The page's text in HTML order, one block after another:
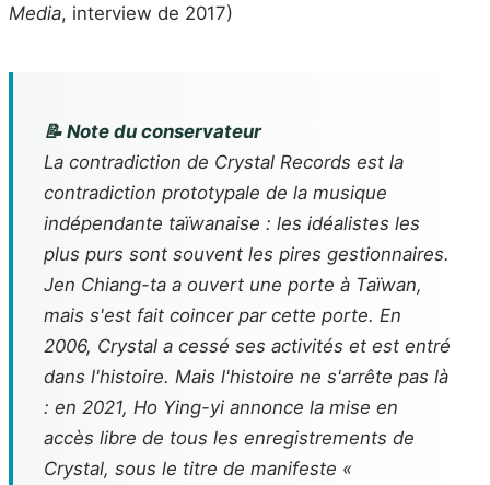
Media, interview de 2017)
📝 Note du conservateur
La contradiction de Crystal Records est la
contradiction prototypale de la musique
indépendante taïwanaise : les idéalistes les
plus purs sont souvent les pires gestionnaires.
Jen Chiang-ta a ouvert une porte à Taïwan,
mais s'est fait coincer par cette porte. En
2006, Crystal a cessé ses activités et est entré
dans l'histoire. Mais l'histoire ne s'arrête pas là
: en 2021, Ho Ying-yi annonce la mise en
accès libre de tous les enregistrements de
Crystal, sous le titre de manifeste «